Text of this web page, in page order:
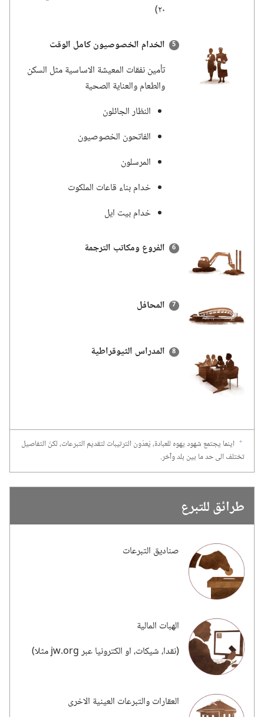
٢٠)‏
الخدام الخصوصيون كامل الوقت
تأمين نفقات المعيشة الاساسية مثل السكن
والطعام والعناية الصحية
النظار الجائلون
الفاتحون الخصوصيون
المرسلون
خدام بناء قاعات الملكوت
خدام بيت ايل
الفروع ومكاتب الترجمة
المحافل
المدراس الثيوقراطية
f اينما يجتمع شهود يهوه للعبادة،‏ يُعدّون الترتيبات لتقديم التبرعات،‏ لكنّ التفاصيل
تختلف الى حد ما بين بلد وآخر.‏
طرائق للتبرع
صناديق التبرعات
الهبات المالية
‏(‏نقدا،‏ شيكات،‏ او الكترونيا عبر org.‏jw مثلا)‏
العقارات والتبرعات العينية الاخرى